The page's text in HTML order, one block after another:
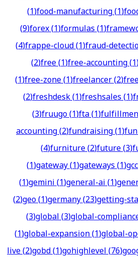
(1)food-manufacturing(1)
(9)forex(1)formulas(1)
(4)frappe-cloud(1)fraud-
(2)free(1)free-accounting(1
(1)free-zone(1)freelancer(2)
(2)freshdesk(1)freshsales(1)
(3)fruugo(1)fta(1)
accounting(2)fundraising(1)
(4)furniture(2)future(3)
(1)gateway(1)gateways(1)gcc
(1)gemini(1)general-ai(1)
(2)geo(1)germany(23)getting-
(3)global(3)global-
(1)global-expansion(1)global-
live(2)gobd(1)gohighlevel(76)